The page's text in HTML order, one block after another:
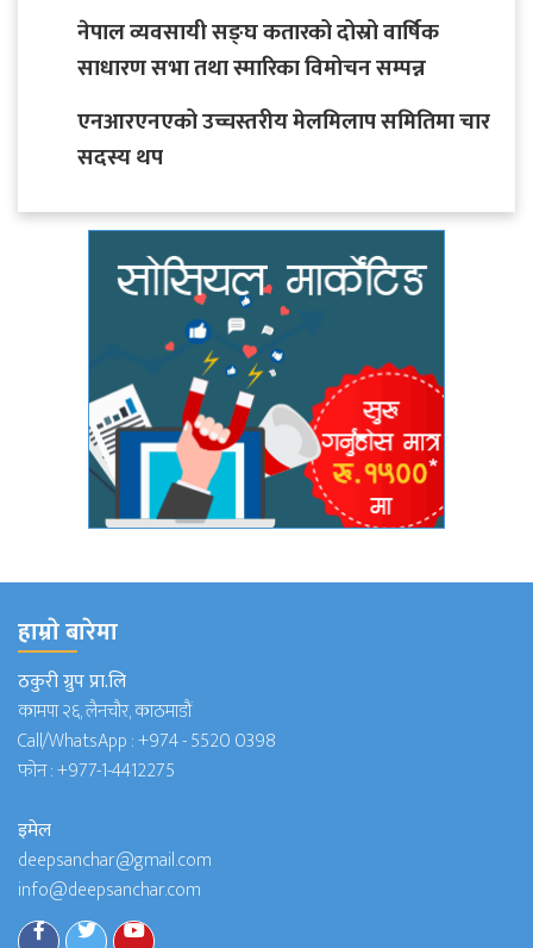
नेपाल व्यवसायी सङ्घ कतारको दोस्रो वार्षिक
साधारण सभा तथा स्मारिका विमोचन सम्पन्न
एनआरएनएको उच्चस्तरीय मेलमिलाप समितिमा चार
सदस्य थप
हाम्राे बारेमा
ठकुरी ग्रुप प्रा.लि
कामपा २६, लैनचौर, काठमाडौं
Call/WhatsApp :+974 - 5520 0398
फोन :+977-1-4412275
इमेल
deepsanchar@gmail.com
info@deepsanchar.com